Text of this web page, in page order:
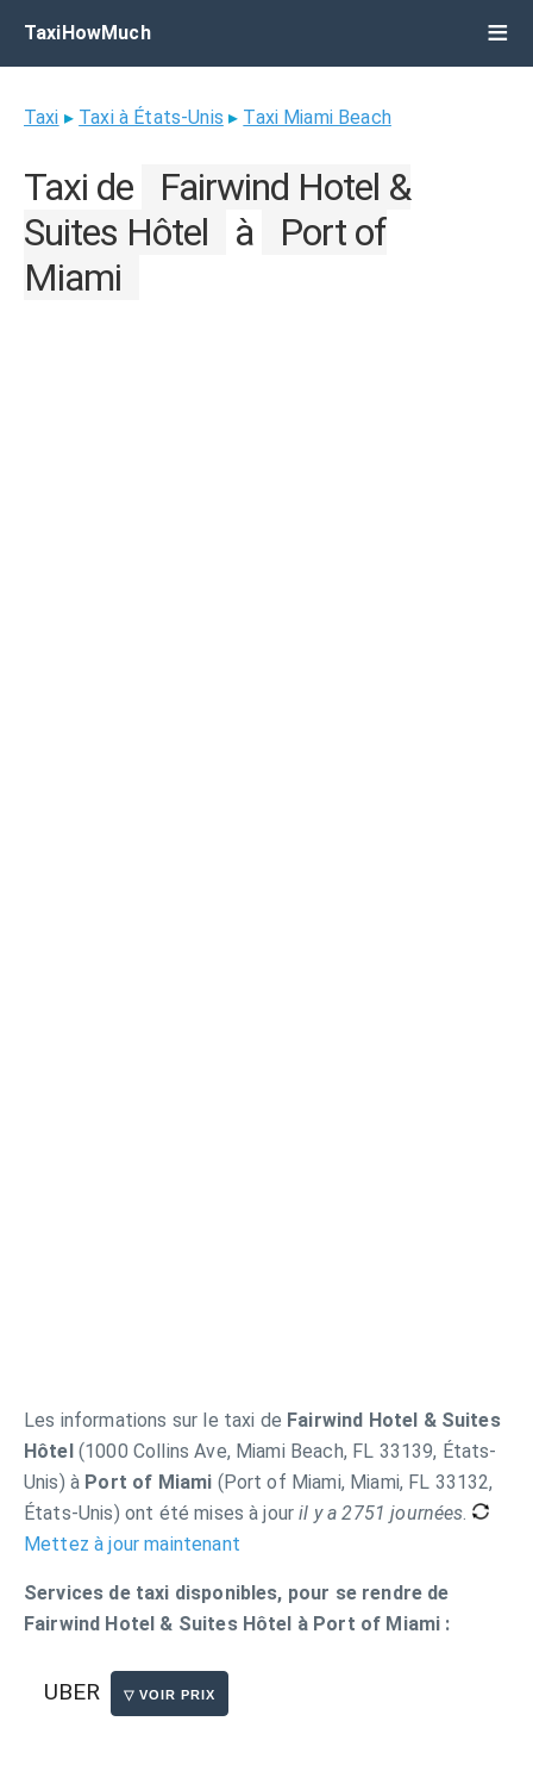
TaxiHowMuch
Taxi ▸ Taxi à États-Unis ▸ Taxi Miami Beach
Taxi de
Fairwind Hotel &
Suites Hôtel
à
Port of
Miami
Les informations sur le taxi de Fairwind Hotel & Suites
Hôtel(1000 Collins Ave, Miami Beach, FL 33139, États-
Unis) à Port of Miami (Port of Miami, Miami, FL 33132,
États-Unis) ont été mises à jouril y a 2751 journées.
Mettez à jour maintenant
Services de taxi disponibles, pour se rendre de
Fairwind Hotel & Suites Hôtel à Port of Miami :
UBER